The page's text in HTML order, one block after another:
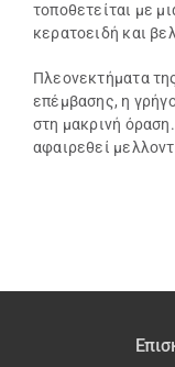
τοποθετείται με
κερατοειδή και
Πλεονεκτήματα
επέμβασης, η
στη μακρινή
αφαιρεθεί